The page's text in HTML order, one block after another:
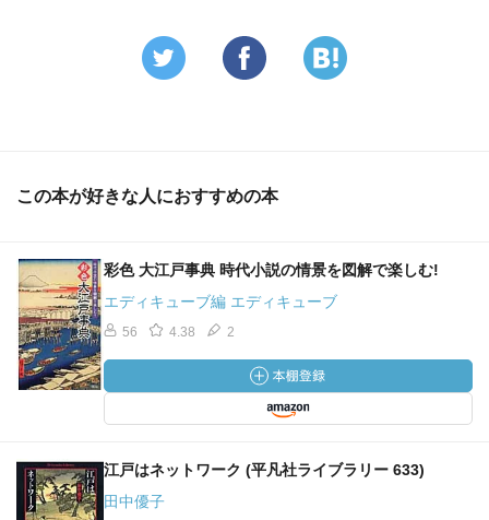
娯楽もあるのを、要所要所に挟んでいるあたり『龍馬伝』
はよくできた大河ドラマだと思う。
戸の人々を喜ばせた。
例えば、籠細工の関羽が流行すると、歌舞伎で衣装に籠目
模様が用いられる、といったような。軽業もストーリー仕
立てで行うものであり、題材は歌舞伎のパロディである。
生世話物なんて事件の再現ドラマのようなものであり、人
口に膾炙していたからこそ公演作品に成りえたのである。
師が口上の述べていたということも、近世の人々がいかに
話芸に近かったかがわかる。見世物だけでなく口上師にま
で言及しているあたり、著者が憎い。
この本が好きな人におすすめの本
彩色 大江戸事典 時代小説の情景を図解で楽しむ!
エディキューブ編 エディキューブ
56 4.38 2
江戸はネットワーク (平凡社ライブラリー 633)
田中優子